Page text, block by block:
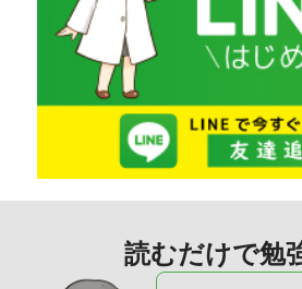
読むだけで勉